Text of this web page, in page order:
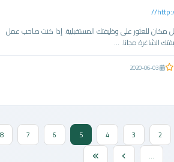
للعثور على وظيفتك المستقبلية. إذا كنت صاحب عمل
مجانا. ...
2020-06-03